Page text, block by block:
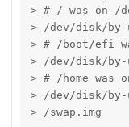
> # / was on /
> /dev/disk/by-
> # /boot/efi
> /dev/disk/
> # /home was
> /dev/disk/by-